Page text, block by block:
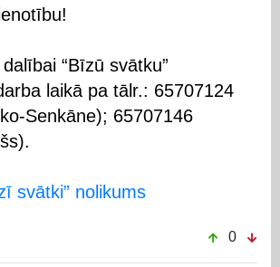
“Bīzū svātku”
laikā pa tālr.: 65707124
Senkāne); 65707146
svātki” nolikums
0